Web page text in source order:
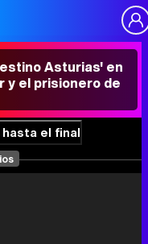
Asturias' en
y el prisionero de
el final